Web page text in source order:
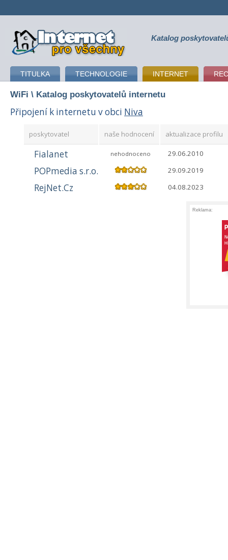
připojení k internetu Katalog
TITULKA TECHNOLOGIE INTERNET
WiFi \ Katalog poskytovatelů internetu
Připojení k internetu v obci Niva
poskytovatel naše hodnocení aktualizace profilu
Fialanet nehodnoceno 29.06.2010
POPmedia s.r.o. 29.09.2019
RejNet.Cz 04.08.2023
Reklama: